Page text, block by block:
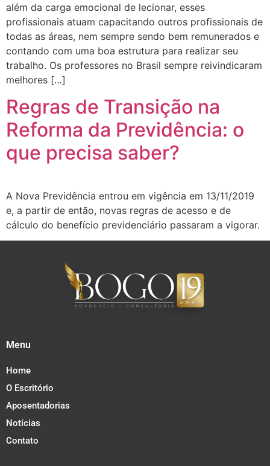
além da carga emocional de lecionar, esses
profissionais atuam capacitando outros profissionais de
todas as áreas, nem sempre sendo bem remunerados e
contando com uma boa estrutura para realizar seu
trabalho. Os professores no Brasil sempre reivindicaram
melhores […]
Regras de Transição na
Reforma da Previdência: o
que precisa saber?
A Nova Previdência entrou em vigência em 13/11/2019
e, a partir de então, novas regras de acesso e de
cálculo do benefício previdenciário passaram a vigorar.
Menu
Home
O Escritório
Aposentadorias
Notícias
Contato